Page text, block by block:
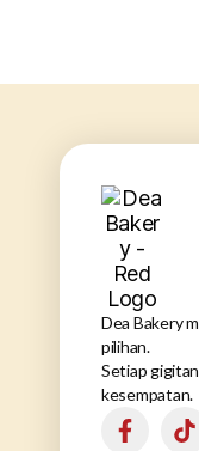
Dea Bakery
pilihan.
Setiap
kesempatan.